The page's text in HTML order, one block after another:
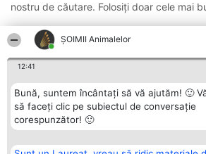
ŞOIMII Animalelor
12:41
Bună, suntem încântați să vă ajutăm! 🙂
să faceți clic pe subiectul de conversație
corespunzător! 🙂
nostru de căutare. Folosiți doar cele mai